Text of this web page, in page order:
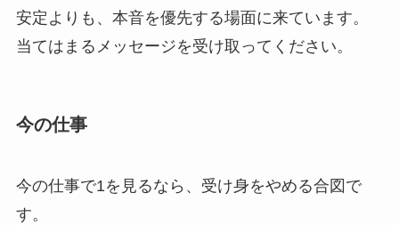
安定よりも、本音を優先する場面に来ています。
当てはまるメッセージを受け取ってください。
今の仕事
今の仕事で1を見るなら、受け身をやめる合図で
す。